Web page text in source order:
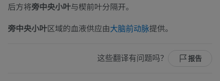
后方将旁中央小叶与楔前叶分隔开。
旁中央小叶区域的血液供应由大脑前动脉提供。
这些翻译有问题吗？ 报告